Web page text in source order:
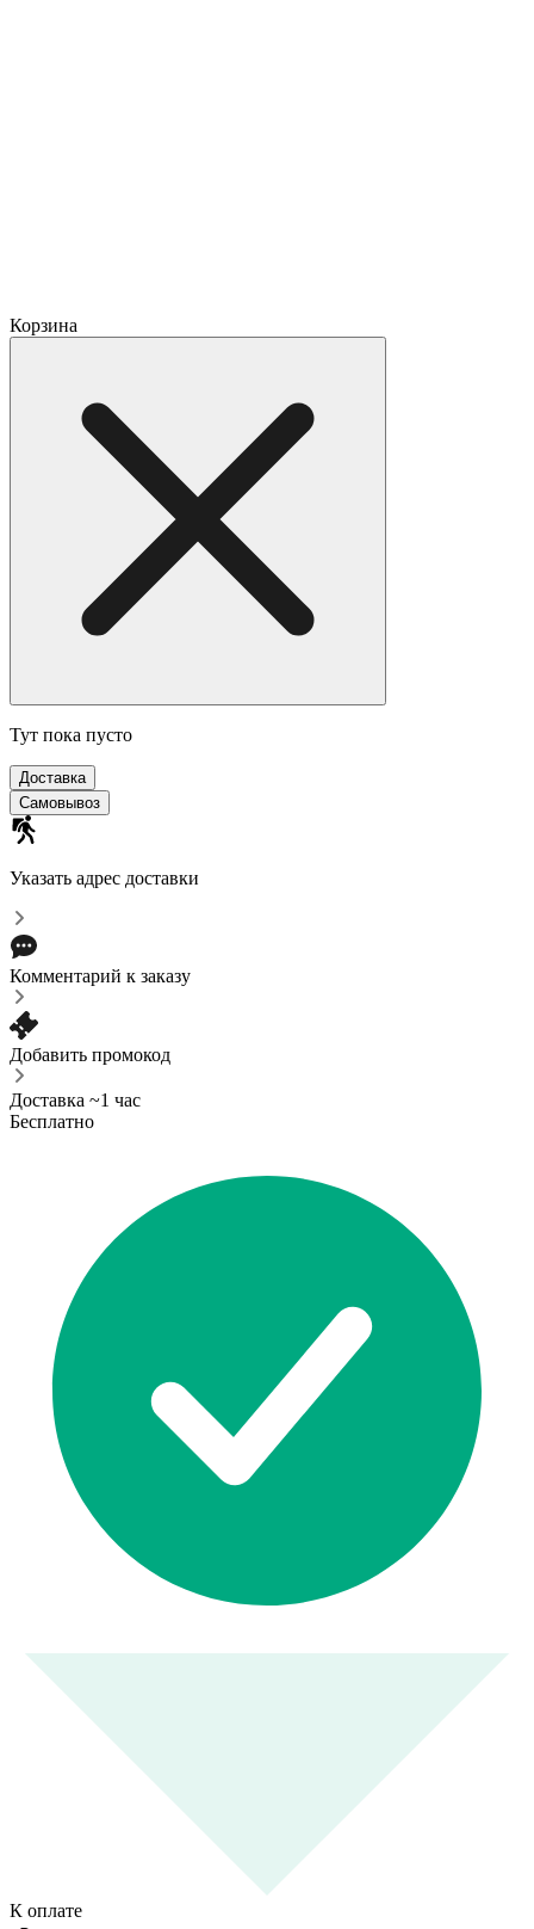
Корзина
Тут пока пусто
Доставка
Самовывоз
Указать адрес доставки
Комментарий к заказу
Добавить промокод
Доставка ~1 час
Бесплатно
К оплате